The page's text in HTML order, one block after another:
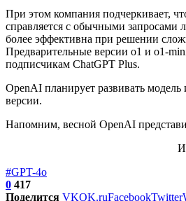
При этом компания подчеркивает,
справляется с обычными запросами
более эффективна при решении
Предварительные версии o1 и o1-
подписчикам ChatGPT Plus.
OpenAI планирует развивать
версии.
Напомним, весной OpenAI
#GPT-4o
0 417
Поделится VKOK.ruFacebookTwitter